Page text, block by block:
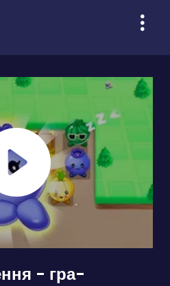
- гра-